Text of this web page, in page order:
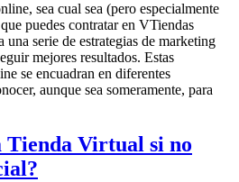
sea cual sea (pero especialmente
puedes contratar en VTiendas
serie de estrategias de marketing
mejores resultados. Estas
se encuadran en diferentes
aunque sea someramente, para
Tienda Virtual si no